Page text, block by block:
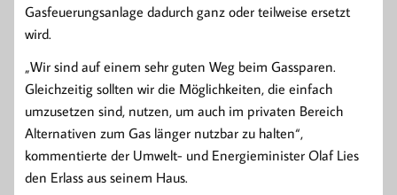
Gasfeuerungsanlage dadurch ganz oder teilweise ersetzt
wird.
„Wir sind auf einem sehr guten Weg beim Gassparen.
Gleichzeitig sollten wir die Möglichkeiten, die einfach
umzusetzen sind, nutzen, um auch im privaten Bereich
Alternativen zum Gas länger nutzbar zu halten“,
kommentierte der Umwelt- und Energieminister Olaf Lies
den Erlass aus seinem Haus.